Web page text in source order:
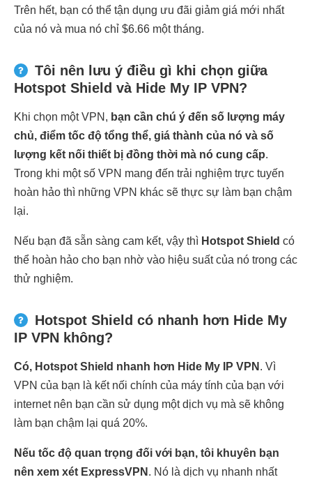
Trên hết, bạn có thể tận dụng ưu đãi giảm giá mới nhất
của nó và mua nó chỉ $6.66 một tháng.
Tôi nên lưu ý điều gì khi chọn giữa
Hotspot Shield và Hide My IP VPN?
Khi chọn một VPN, bạn cần chú ý đến số lượng máy
chủ, điểm tốc độ tổng thể, giá thành của nó và số
lượng kết nối thiết bị đồng thời mà nó cung cấp.
Trong khi một số VPN mang đến trải nghiệm trực tuyến
hoàn hảo thì những VPN khác sẽ thực sự làm bạn chậm
lại.
Nếu bạn đã sẵn sàng cam kết, vậy thì Hotspot Shield có
thể hoàn hảo cho bạn nhờ vào hiệu suất của nó trong các
thử nghiệm.
Hotspot Shield có nhanh hơn Hide My
IP VPN không?
Có, Hotspot Shield nhanh hơn Hide My IP VPN . Vì
VPN của bạn là kết nối chính của máy tính của bạn với
internet nên bạn cần sử dụng một dịch vụ mà sẽ không
làm bạn chậm lại quá 20%.
Nếu tốc độ quan trọng đối với bạn, tôi khuyên bạn
nên xem xét ExpressVPN . Nó là dịch vụ nhanh nhất